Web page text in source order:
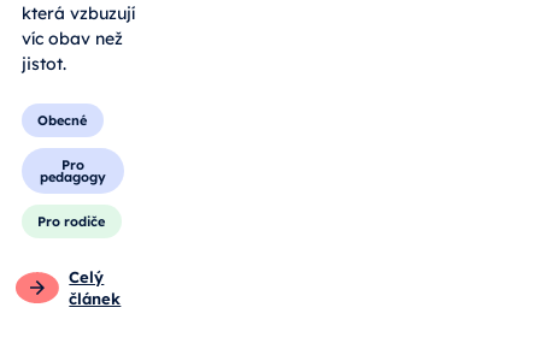
která vzbuzují
víc obav než
jistot.
Obecné
Pro
pedagogy
Pro rodiče
Celý
článek